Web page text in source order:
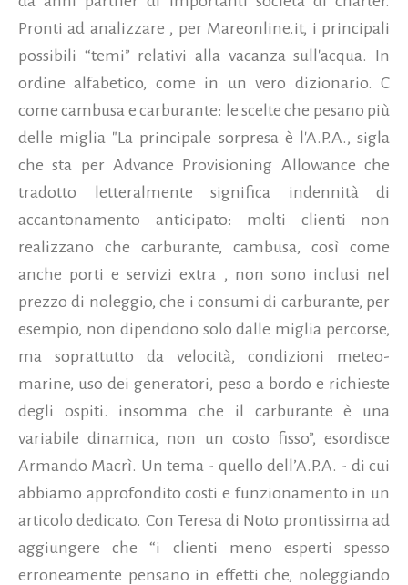
Pronti ad analizzare , per Mareonline.it, i principali
possibili “temi” relativi alla vacanza sull'acqua. In
ordine alfabetico, come in un vero dizionario. C
come cambusa e carburante: le scelte che pesano più
delle miglia "La principale sorpresa è l'A.P.A., sigla
che sta per Advance Provisioning Allowance che
tradotto letteralmente significa indennità di
accantonamento anticipato: molti clienti non
realizzano che carburante, cambusa, così come
anche porti e servizi extra , non sono inclusi nel
prezzo di noleggio, che i consumi di carburante, per
esempio, non dipendono solo dalle miglia percorse,
ma soprattutto da velocità, condizioni meteo-
marine, uso dei generatori, peso a bordo e richieste
degli ospiti. insomma che il carburante è una
variabile dinamica, non un costo fisso”, esordisce
Armando Macrì. Un tema - quello dell’A.P.A. - di cui
abbiamo approfondito costi e funzionamento in un
articolo dedicato. Con Teresa di Noto prontissima ad
aggiungere che “i clienti meno esperti spesso
erroneamente pensano in effetti che, noleggiando